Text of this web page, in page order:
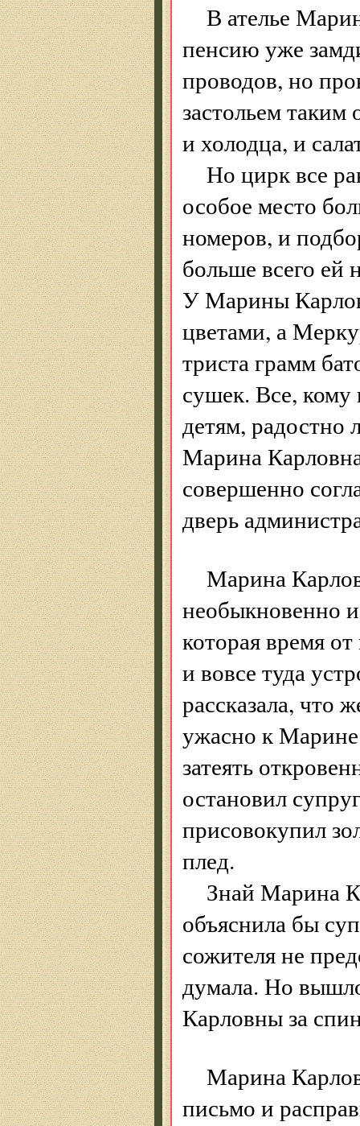
В ателье
пенсию уже
проводов, но
застольем
и холодца, и
Но цирк все
особое место
номеров, и
больше всего ей
У Марины
цветами, а
триста грамм
сушек. Все, кому
детям, радостно
Марина
совершенно
дверь
Марина
необыкновенно
которая время
и вовсе туда
рассказала, что
ужасно к Марине
затеять
остановил
присовокупил
плед.
Знай Марина
объяснила бы
сожителя не
думала. Но
Карловны за
Марина
письмо и